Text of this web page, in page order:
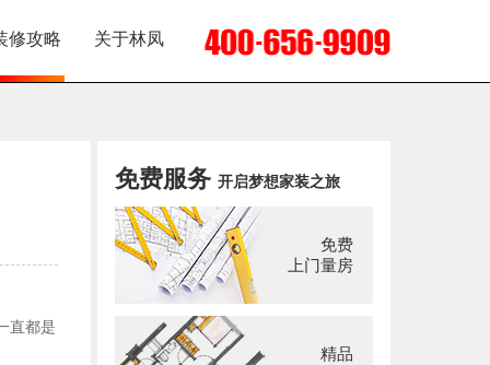
修攻略 关于林凤
直都是
免费服务 开启梦想家装之旅
免费
上门量房
精品